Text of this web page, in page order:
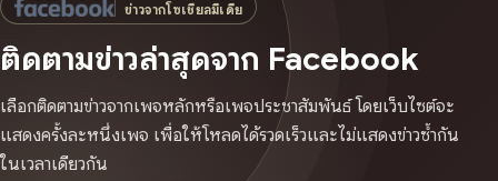
ข่าวจากโซเชียลมีเดีย
ติดตามข่าวล่าสุดจาก Facebook
เลือกติดตามข่าวจากเพจหลักหรือเพจประชาสัมพันธ์ โดยเว็บไซต์จะ
แสดงครั้งละหนึ่งเพจ เพื่อให้โหลดได้รวดเร็วและไม่แสดงข่าวซ้ำกัน
ในเวลาเดียวกัน